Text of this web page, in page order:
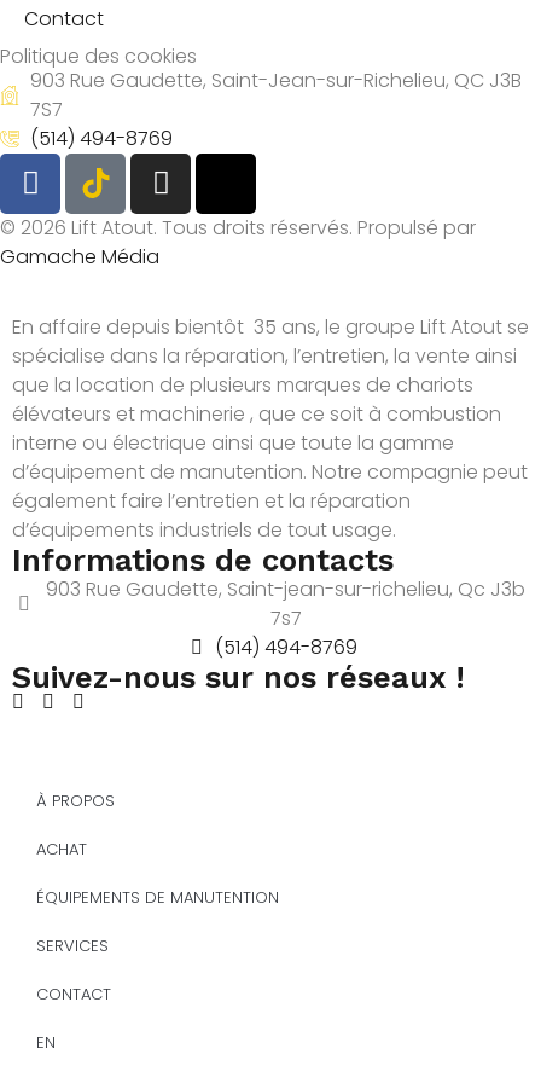
Contact
Politique des cookies
903 Rue Gaudette, Saint-Jean-sur-Richelieu, QC J3B
7S7
(514) 494-8769
© 2026 Lift Atout. Tous droits réservés. Propulsé par
Gamache Média
En affaire depuis bientôt 35 ans, le groupe Lift Atout se
spécialise dans la réparation, l’entretien, la vente ainsi
que la location de plusieurs marques de chariots
élévateurs et machinerie , que ce soit à combustion
interne ou électrique ainsi que toute la gamme
d’équipement de manutention. Notre compagnie peut
également faire l’entretien et la réparation
d’équipements industriels de tout usage.
Informations de contacts
903 Rue Gaudette, Saint-jean-sur-richelieu, Qc J3b
7s7
(514) 494-8769
Suivez-nous sur nos réseaux !
À PROPOS
ACHAT
ÉQUIPEMENTS DE MANUTENTION
SERVICES
CONTACT
EN